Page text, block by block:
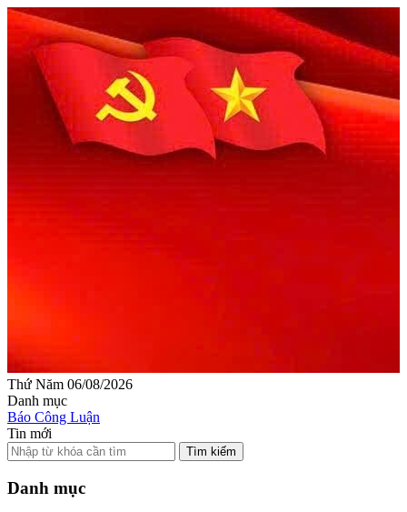
Thứ Năm 06/08/2026
Danh mục
Báo Công Luận
Tin mới
Tìm kiếm
Danh mục